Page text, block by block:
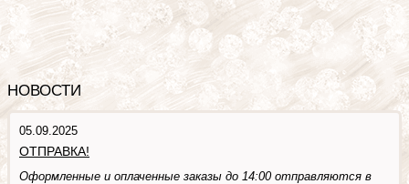
НОВОСТИ
05.09.2025
ОТПРАВКА!
Оформленные и оплаченные заказы до 14:00 отправляются в